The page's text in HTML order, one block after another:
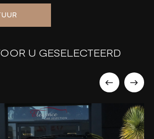
U GESELECTEERD